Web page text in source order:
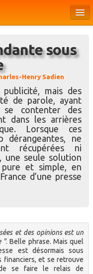
Henry Sadien
mais des
de parole, ayant
se contenter des
dans les arrières
Lorsque ces
dérangeantes, ne
récupérées ni
une seule solution
pure et simple, en
d’une presse
et des opinions est un
". Belle phrase. Mais quel
est désormais sous
financiers, et se retrouve
se faire le relais de